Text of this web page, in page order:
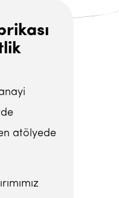
atölyede